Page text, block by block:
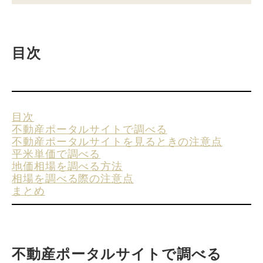
目次
目次
不動産ポータルサイトで調べる
不動産ポータルサイトを見るときの注意点
平米単価で調べる
地価相場を調べる方法
相場を調べる際の注意点
まとめ
不動産ポータルサイトで調べる